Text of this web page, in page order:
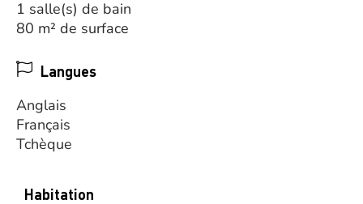
1 salle(s) de bain
80 m² de surface
Langues
Anglais
Français
Tchèque
Habitation